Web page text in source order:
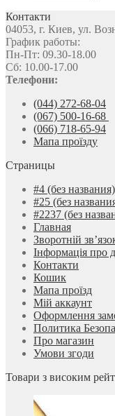
Контакти
04053, г. Киев, ул.
График работы:
Пн-Пт: 09.30-18.00
Сб: 10.00-17.00
Телефони:
(044) 272-68-04
(067) 500-16-68
(066) 718-65-94
Мапа проїзду
Страницы
#4 (без названия)
#25 (без
#2237 (без
Главная
Зворотній
Інформація про
Контакти
Кошик
Мапа проїзд
Мій аккаунт
Оформлення
Политика
Про магазин
Умови згоди
Товари з високим